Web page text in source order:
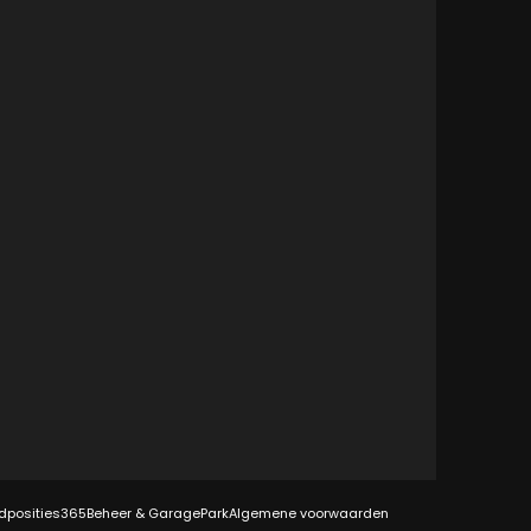
365Beheer & GarageParkAlgemene voorwaarden